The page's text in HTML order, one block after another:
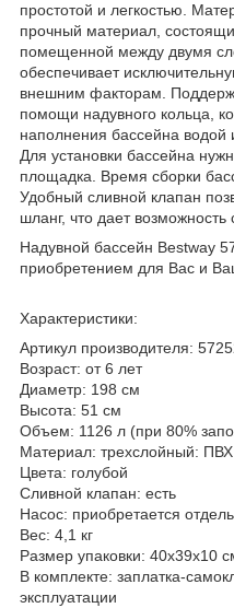
простотой и легкостью.
прочный материал,
помещенной между двумя
обеспечивает
внешним факторам.
помощи надувного кольца,
наполнения бассейна водой
Для установки бассейна
площадка. Время сборки
Удобный сливной клапан
шланг, что дает
Надувной бассейн Bestway
приобретением для Вас и
Характеристики:
Артикул производителя:
Возраст: от 6 лет
Диаметр: 198 см
Высота: 51 см
Объем: 1126 л (при 80%
Материал: трехслойный:
Цвета: голубой
Сливной клапан: есть
Насос: приобретается
Вес: 4,1 кг
Размер упаковки: 40х39х10
В комплекте: заплатка-
эксплуатации